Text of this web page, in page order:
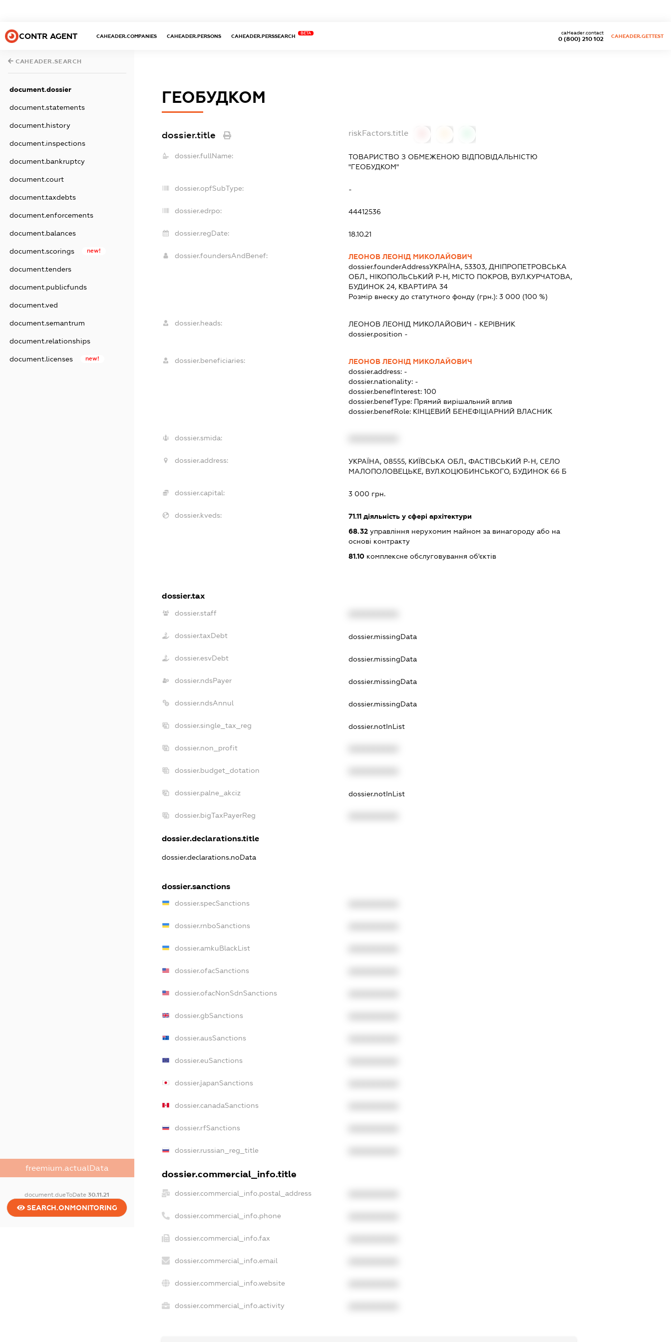
CONTR AGENT CAHEADER.COMPANIES CAHEADER.PERSONS CAHEADER.PERSSEARCH
BETA
0 (800) 210 102
caHeader.contact
CAHEADER.GETTEST
CAHEADER.SEARCH
document.dossier
document.statements
document.history
document.inspections
document.bankruptcy
document.court
document.taxdebts
document.enforcements
document.balances
document.scorings new!
document.tenders
document.publicfunds
document.ved
document.semantrum
document.relationships
document.licenses new!
freemium.actualData
document.dueToDate30.11.21
SEARCH.ONMONITORING
ГЕОБУДКОМ
dossier.title riskFactors.title
dossier.fullName:
ТОВАРИСТВО З ОБМЕЖЕНОЮ ВІДПОВІДАЛЬНІСТЮ
"ГЕОБУДКОМ"
dossier.opfSubType: -
dossier.edrpo: 44412536
dossier.regDate: 18.10.21
dossier.foundersAndBenef:
ЛЕОНОВ ЛЕОНІД МИКОЛАЙОВИЧ
dossier.founderAddressУКРАЇНА, 53303, ДНІПРОПЕТРОВСЬКА
ОБЛ., НІКОПОЛЬСЬКИЙ Р-Н, МІСТО ПОКРОВ, ВУЛ.КУРЧАТОВА,
БУДИНОК 24, КВАРТИРА 34
Розмір внеску до статутного фонду (грн.): 3 000 (100 %)
dossier.heads: ЛЕОНОВ ЛЕОНІД МИКОЛАЙОВИЧ - КЕРІВНИК
dossier.position -
dossier.beneficiaries:
ЛЕОНОВ ЛЕОНІД МИКОЛАЙОВИЧ
dossier.address: -
dossier.nationality: -
dossier.benefInterest: 100
dossier.benefType: Прямий вирішальний вплив
dossier.benefRole: КІНЦЕВИЙ БЕНЕФІЦІАРНИЙ ВЛАСНИК
dossier.smida:
dossier.address:
УКРАЇНА, 08555, КИЇВСЬКА ОБЛ., ФАСТІВСЬКИЙ Р-Н, СЕЛО
МАЛОПОЛОВЕЦЬКЕ, ВУЛ.КОЦЮБИНСЬКОГО, БУДИНОК 66 Б
dossier.capital: 3 000 грн.
dossier.kveds: 71.11діяльність у сфері архітектури
68.32управління нерухомим майном за винагороду або на
основі контракту
81.10комплексне обслуговування об'єктів
dossier.tax
dossier.staff
dossier.taxDebt dossier.missingData
dossier.esvDebt dossier.missingData
dossier.ndsPayer dossier.missingData
dossier.ndsAnnul dossier.missingData
dossier.single_tax_reg dossier.notInList
dossier.non_profit
dossier.budget_dotation
dossier.palne_akciz dossier.notInList
dossier.bigTaxPayerReg
dossier.declarations.title
dossier.declarations.noData
dossier.sanctions
dossier.specSanctions
dossier.rnboSanctions
dossier.amkuBlackList
dossier.ofacSanctions
dossier.ofacNonSdnSanctions
dossier.gbSanctions
dossier.ausSanctions
dossier.euSanctions
dossier.japanSanctions
dossier.canadaSanctions
dossier.rfSanctions
dossier.russian_reg_title
dossier.commercial_info.title
dossier.commercial_info.postal_address
dossier.commercial_info.phone
dossier.commercial_info.fax
dossier.commercial_info.email
dossier.commercial_info.website
dossier.commercial_info.activity